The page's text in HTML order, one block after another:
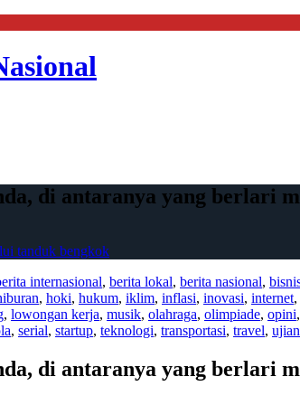
di antaranya yang berlari
tanduk bengkok
internasional, berita lokal, berita nasional,
, hoki, hukum, iklim, inflasi, inovasi, internet,
, lowongan kerja, musik, olahraga, olimpiade, opini,
, serial, startup, teknologi, transportasi, travel,
di antaranya yang berlari